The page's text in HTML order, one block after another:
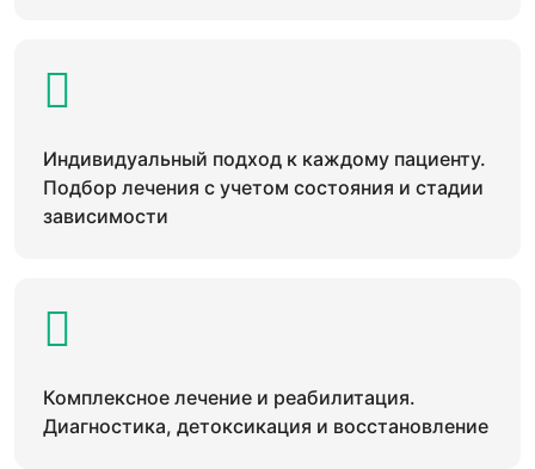
Индивидуальный подход к каждому пациенту.
Подбор лечения с учетом состояния и стадии
зависимости
Комплексное лечение и реабилитация.
Диагностика, детоксикация и восстановление